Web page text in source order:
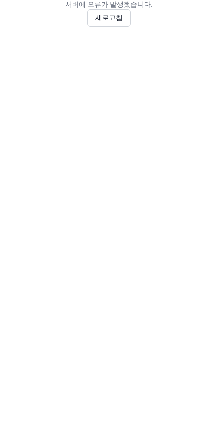
서버에 오류가 발생했습니다.
새로고침